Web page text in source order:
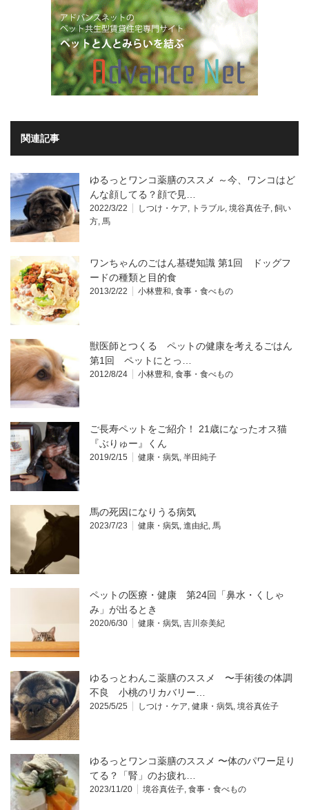
関連記事
ゆるっとワンコ薬膳のススメ ～今、ワンコはど
んな顔してる？顔で見…
2022/3/22 しつけ・ケア, トラブル, 境谷真佐子, 飼い
方, 馬
ワンちゃんのごはん基礎知識 第1回 ドッグフ
ードの種類と目的食
2013/2/22 小林豊和, 食事・食べもの
獣医師とつくる ペットの健康を考えるごはん
第1回 ペットにとっ…
2012/8/24 小林豊和, 食事・食べもの
ご長寿ペットをご紹介！ 21歳になったオス猫
『ぶりゅー』くん
2019/2/15 健康・病気, 半田純子
馬の死因になりうる病気
2023/7/23 健康・病気, 進由紀, 馬
ペットの医療・健康 第24回「鼻水・くしゃ
み」が出るとき
2020/6/30 健康・病気, 吉川奈美紀
ゆるっとわんこ薬膳のススメ 〜手術後の体調
不良 小桃のリカバリー…
2025/5/25 しつけ・ケア, 健康・病気, 境谷真佐子
ゆるっとワンコ薬膳のススメ 〜体のパワー足り
てる？「腎」のお疲れ…
2023/11/20 境谷真佐子, 食事・食べもの